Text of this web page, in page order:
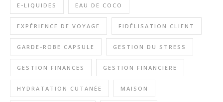
E-LIQUIDES EAU DE COCO
EXPÉRIENCE DE VOYAGE FIDÉLISATION CLIENT
GARDE-ROBE CAPSULE GESTION DU STRESS
GESTION FINANCES GESTION FINANCIERE
HYDRATATION CUTANÉE MAISON